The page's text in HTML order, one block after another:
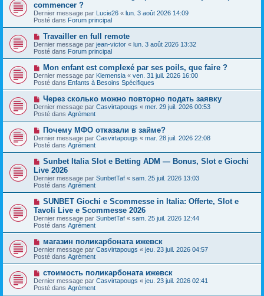
e
m
e
s
a
e
u
v
e
a
m
e
s
s
a
g
e
commencer ?
Dernier message par Lucie26 « lun. 3 août 2026 14:09
Posté dans Forum principal
N
o
u
v
e
a
u
m
e
s
s
a
g
e
Travailler en full remote
Dernier message par jean-victor « lun. 3 août 2026 13:32
Posté dans Forum principal
N
o
u
v
e
a
u
m
e
s
a
g
e
Mon enfant est complexé par ses poils, que faire ?
Dernier message par Klemensia « ven. 31 juil. 2026 16:00
Posté dans Enfants à Besoins Spécifiques
N
o
u
v
e
a
u
m
e
s
s
a
g
e
Через сколько можно повторно подать заявку
Dernier message par Casvirtapougs « mer. 29 juil. 2026 00:53
Posté dans Agrément
N
o
u
v
e
a
u
m
e
s
s
a
g
e
Почему МФО отказали в займе?
Dernier message par Casvirtapougs « mar. 28 juil. 2026 22:08
Posté dans Agrément
N
u
v
e
a
u
m
e
s
g
e
Sunbet Italia Slot e Betting ADM — Bonus, Slot e Giochi
Live 2026
Dernier message par SunbetTaf « sam. 25 juil. 2026 13:03
Posté dans Agrément
N
u
v
e
a
u
m
e
s
s
a
g
e
SUNBET Giochi e Scommesse in Italia: Offerte, Slot e
Tavoli Live e Scommesse 2026
Dernier message par SunbetTaf « sam. 25 juil. 2026 12:44
Posté dans Agrément
N
o
u
v
a
u
m
магазин поликарбоната ижевск
Dernier message par Casvirtapougs « jeu. 23 juil. 2026 04:57
Posté dans Agrément
N
o
u
v
стоимость поликарбоната ижевск
Dernier message par Casvirtapougs « jeu. 23 juil. 2026 02:41
Posté dans Agrément